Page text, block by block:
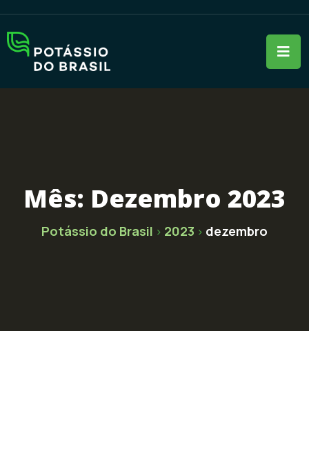
Mês: Dezembro 2023
Potássio do Brasil > 2023 > dezembro